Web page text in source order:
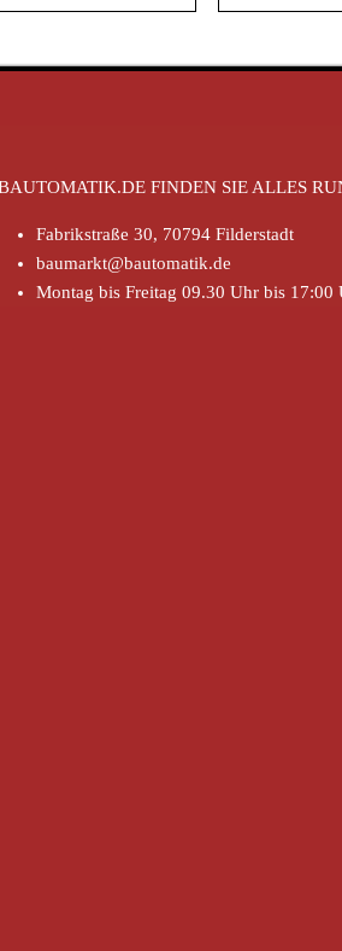
FINDEN SIE ALLES
Fabrikstraße 30, 70794 Filderstadt
baumarkt@bautomatik.de
Montag bis Freitag 09.30 Uhr bis 17:00